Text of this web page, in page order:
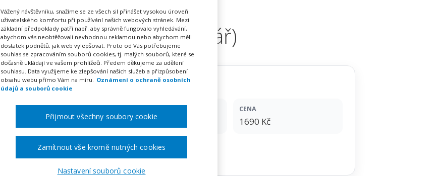
Myšlenkové mapy (webinář)
PořádáZřetel, s.r.o.
04. 03. 2027 ONLINE
CENA
1690 Kč
Zobrazit akci na webu pořadatele
Vážený návštěvníku, snažíme se ze všech sil přinášet vysokou úroveň
uživatelského komfortu při používání našich webových stránek. Mezi
základní předpoklady patří např. aby správně fungovalo vyhledávání,
abychom vás neobtěžovali nevhodnou reklamou nebo abychom měli
dostatek podnětů, jak web vylepšovat. Proto od Vás potřebujeme
souhlas se zpracováním souborů cookies, tj. malých souborů, které se
dočasně ukládají ve vašem prohlížeči. Předem děkujeme za udělení
souhlasu. Data využijeme ke zlepšování našich služeb a přizpůsobení
obsahu webu přímo Vám na míru. Oznámení o ochraně osobních
údajů a souborů cookie
Nastavení souborů cookie
Zamítnout vše kromě nutných cookies
Přijmout všechny soubory cookie